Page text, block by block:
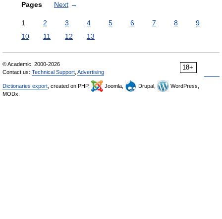
Pages Next →
1 2 3 4 5 6 7 8
9
10
11 12 13
18+
© Academic, 2000-2026
Contact us: Technical Support Advertising
Dictionaries export , created on PHP, Joomla, Drupal,
WordPress,
MODx.